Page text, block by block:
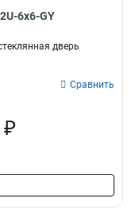
6x6-GY
дверь
Сравнить